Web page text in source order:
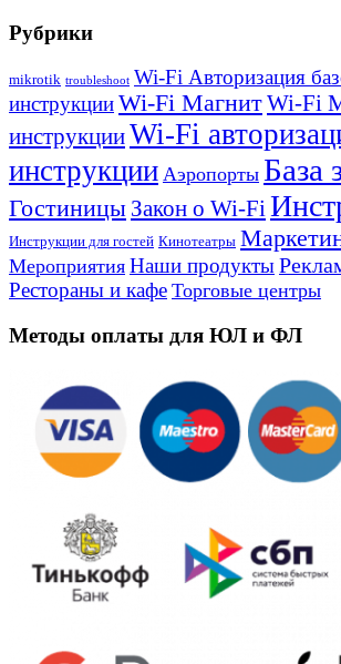
Рубрики
mikrotik troubleshoot Wi-Fi Авторизация
инструкцииWi-Fi МагнитWi-Fi
инструкцииWi-Fi
инструкции Аэропорты База
Гостиницы Закон о Wi-Fi
Инструкции для гостей Кинотеатры
Мероприятия Наши продукты
Рестораны и кафе Торговые центры
Методы оплаты для ЮЛ и ФЛ